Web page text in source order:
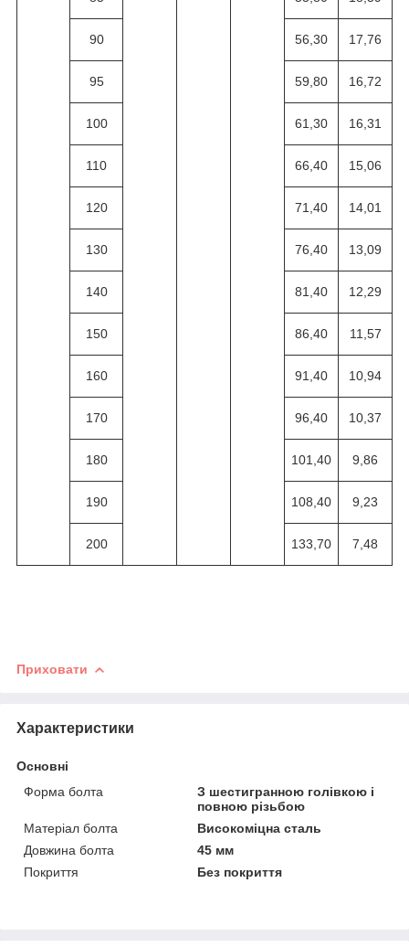
90 56,30 17,76
95 59,80 16,72
100 61,30 16,31
110 66,40 15,06
120 71,40 14,01
130 76,40 13,09
140 81,40 12,29
150 86,40 11,57
160 91,40 10,94
170 96,40 10,37
180 101,40 9,86
190 108,40 9,23
200 133,70 7,48
Приховати
Характеристики
Основні
Форма болта
З шестигранною голівкою і
повною різьбою
Матеріал болта
Високоміцна сталь
Довжина болта
45 мм
Покриття
Без покриття